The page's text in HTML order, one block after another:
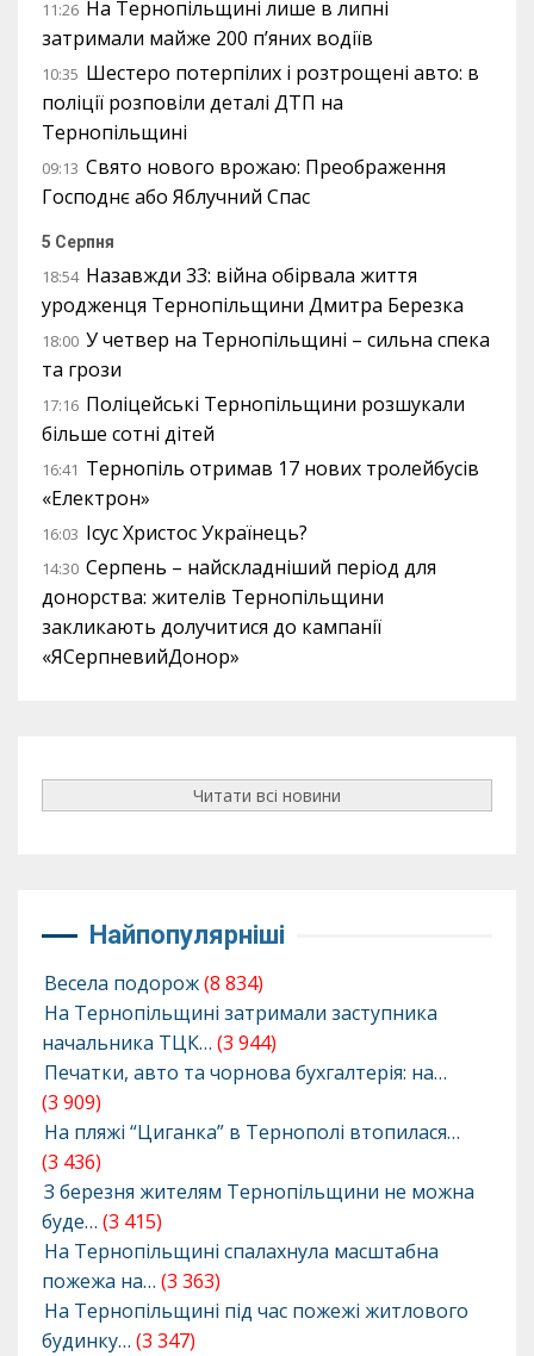
11:26 На Тернопільщині лише в липні
затримали майже 200 п’яних водіїв
10:35 Шестеро потерпілих і розтрощені авто: в
поліції розповіли деталі ДТП на
Тернопільщині
09:13 Свято нового врожаю: Преображення
Господнє або Яблучний Спас
5 Серпня
18:54 Назавжди 33: війна обірвала життя
уродженця Тернопільщини Дмитра Березка
18:00 У четвер на Тернопільщині – сильна спека
та грози
17:16 Поліцейські Тернопільщини розшукали
більше сотні дітей
16:41 Тернопіль отримав 17 нових тролейбусів
«Електрон»
16:03 Ісус Христос Українець?
14:30 Серпень – найскладніший період для
донорства: жителів Тернопільщини
закликають долучитися до кампанії
«ЯСерпневийДонор»
Читати всі новини
Найпопулярніші
Весела подорож(8 834)
На Тернопільщині затримали заступника
начальника ТЦК… (3 944)
Печатки, авто та чорнова бухгалтерія: на…
(3 909)
На пляжі “Циганка” в Тернополі втопилася…
(3 436)
З березня жителям Тернопільщини не можна
буде… (3 415)
На Тернопільщині спалахнула масштабна
пожежа на… (3 363)
На Тернопільщині під час пожежі житлового
будинку… (3 347)